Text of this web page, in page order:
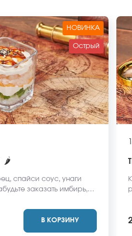
НОВИНКА
Острый
🌶
спайси соус, унаги
заказать имбирь,
может отличаться от
В КОРЗИНУ